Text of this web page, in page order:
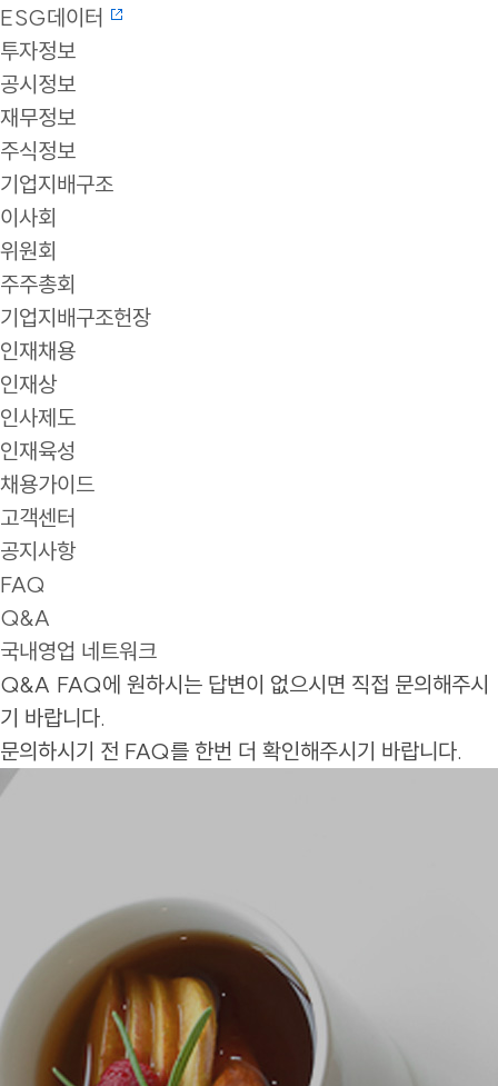
ESG데이터
투자정보
공시정보
재무정보
주식정보
기업지배구조
이사회
위원회
주주총회
기업지배구조헌장
인재채용
인재상
인사제도
인재육성
채용가이드
고객센터
공지사항
FAQ
Q&A
국내영업 네트워크
Q&A FAQ에 원하시는 답변이 없으시면 직접 문의해주시
기 바랍니다.
문의하시기 전 FAQ를 한번 더 확인해주시기 바랍니다.